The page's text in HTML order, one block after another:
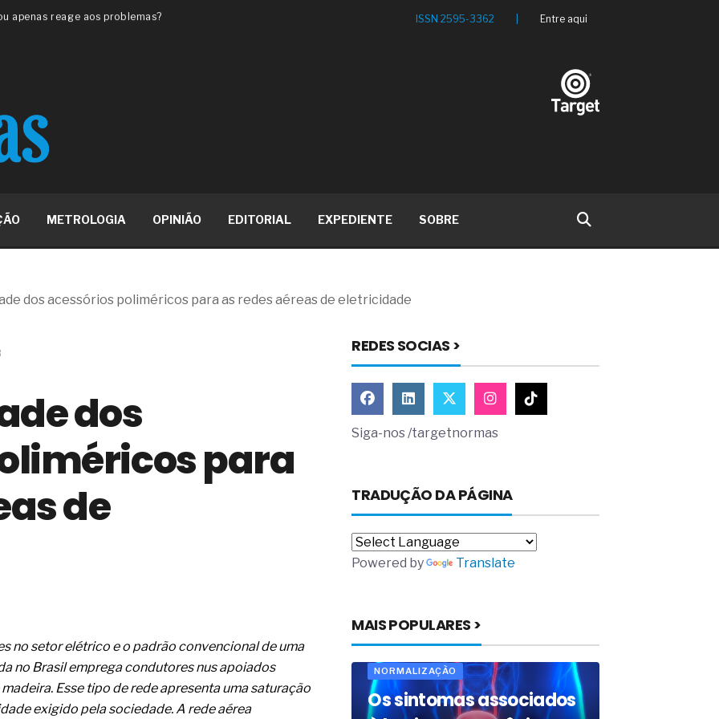
apenas reage aos problemas?
má-fé para tentar criar uma
ISO
metabólica
ânus
de ovário
da fadiga crônica
como estratégia
de materiais
B2B e a venda complexa
dos fios, cabos e
com tipologia de giro para as
apenas reage aos problemas?
a frio in situ com emulsão
má-fé para tentar criar uma
ISO
cabelos ou calvície
o resultado positivo
em estruturas hidráulicas de
ISSN 2595-3362 Entre aqui
METROLOGIA OPINIÃO EDITORIAL EXPEDIENTE SOBRE
dos acessórios poliméricos para as redes aéreas de eletricidade
dos
para
de
no setor elétrico e o padrão convencional de uma
no Brasil emprega condutores nus apoiados
Esse tipo de rede apresenta uma saturação
exigido pela sociedade. A rede aérea
REDES SOCIAS >
Siga-nos /targetnormas
TRADUÇÃO DA PÁGINA
Powered by Translate
MAIS POPULARES >
NORMALIZAÇÃO
Os sintomas associados